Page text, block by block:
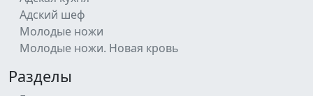
Адский шеф
Молодые ножи
Молодые ножи. Новая кровь
Разделы